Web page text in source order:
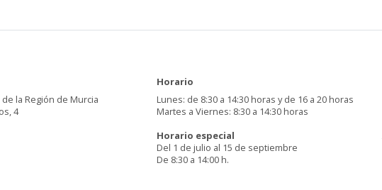
la Región de Murcia
4
Horario
Lunes: de 8:30 a 14:30 horas y de 16 a 20 horas
Martes a Viernes: 8:30 a 14:30 horas
Horario especial
Del 1 de julio al 15 de septiembre
De 8:30 a 14:00 h.